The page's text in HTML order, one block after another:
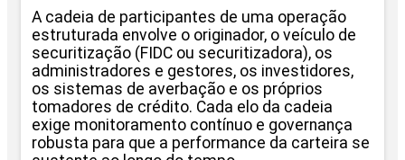
A cadeia de participantes de uma operação
estruturada envolve o originador, o veículo de
securitização (FIDC ou securitizadora), os
administradores e gestores, os investidores,
os sistemas de averbação e os próprios
tomadores de crédito. Cada elo da cadeia
exige monitoramento contínuo e governança
robusta para que a performance da carteira se